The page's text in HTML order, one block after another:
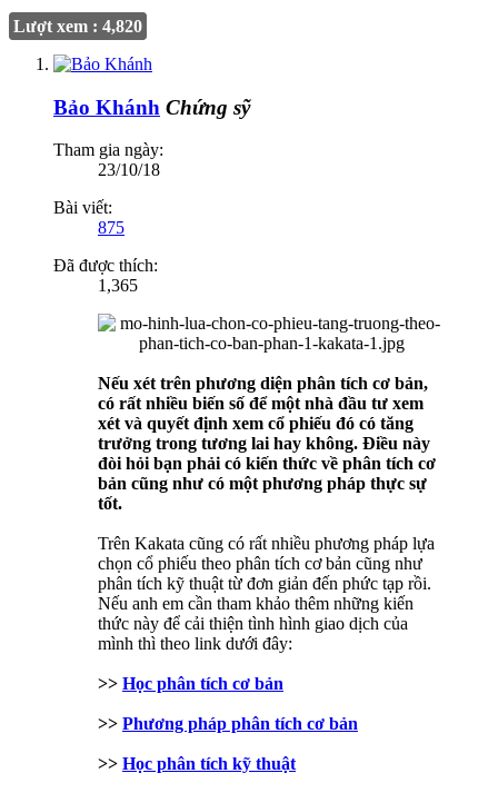
Lượt xem : 4,820
Bảo Khánh Chứng sỹ
Tham gia ngày:
23/10/18
Bài viết:
875
Đã được thích:
1,365
Nếu xét trên phương diện phân tích cơ bản,
có rất nhiều biến số để một nhà đầu tư xem
xét và quyết định xem cổ phiếu đó có tăng
trưởng trong tương lai hay không. Điều này
đòi hỏi bạn phải có kiến thức về phân tích cơ
bản cũng như có một phương pháp thực sự
tốt.
Trên Kakata cũng có rất nhiều phương pháp lựa
chọn cổ phiếu theo phân tích cơ bản cũng như
phân tích kỹ thuật từ đơn giản đến phức tạp rồi.
Nếu anh em cần tham khảo thêm những kiến
thức này để cải thiện tình hình giao dịch của
mình thì theo link dưới đây:
>> Học phân tích cơ bản
>> Phương pháp phân tích cơ bản
>> Học phân tích kỹ thuật